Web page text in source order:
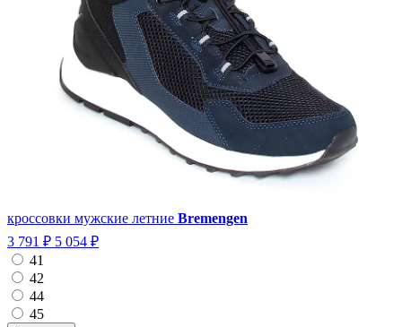
кроссовки мужские летние Bremengen
3 791 ₽ 5 054 ₽
41
42
44
45